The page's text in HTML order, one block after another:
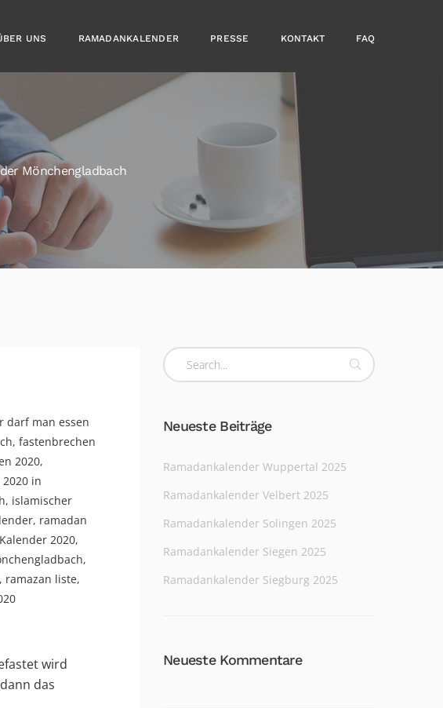
UNS RAMADANKALENDER PRESSE KONTAKT FAQ
Mönchengladbach
darf man essen
, fastenbrechen
2020,
in
, islamischer
, ramadan
2020,
,
, ramazan liste,
wird
das
Neueste Beiträge
Ramadankalender Wuppertal 2025
Ramadankalender Velbert 2025
Ramadankalender Solingen 2025
Ramadankalender Siegen 2025
Ramadankalender Siegburg 2025
Neueste Kommentare